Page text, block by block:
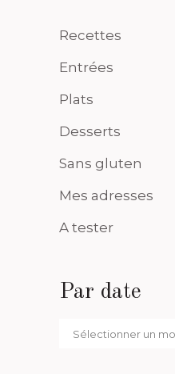
Recettes
Entrées
Plats
Desserts
Sans gluten
Mes adresses
A tester
Par date
Par